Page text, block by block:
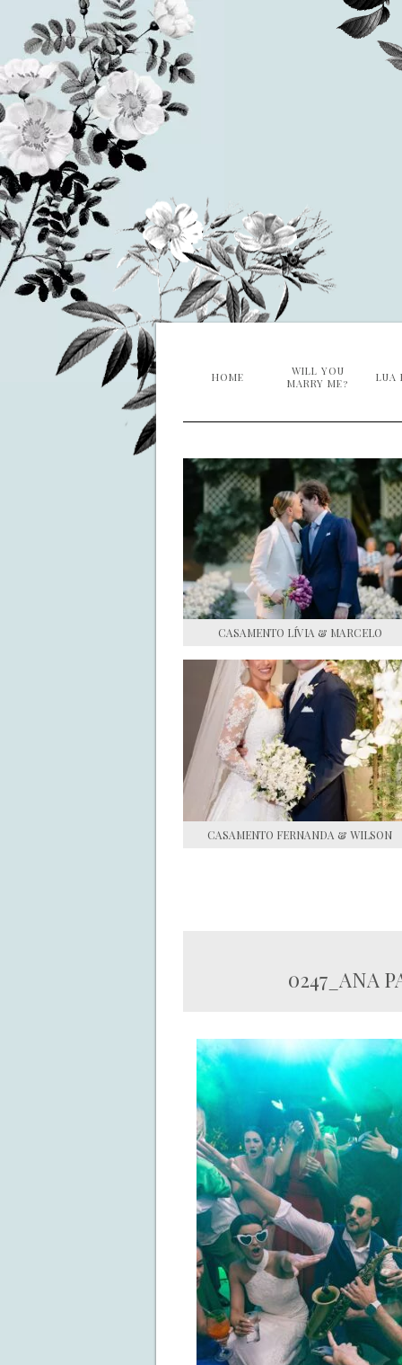
HOME
WILL YOU
MARRY ME?
LUA
CASAMENTO LÍVIA & MARCELO
CASAMENTO FERNANDA & WILSON
0247_ANA